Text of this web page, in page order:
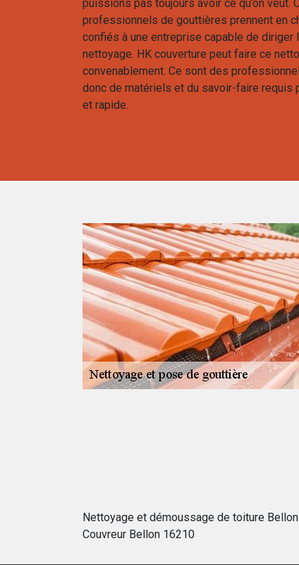
puissions pas toujours avoir ce qu’on veut.
professionnels de gouttières prennent en
confiés à une entreprise capable de
nettoyage. HK couverture peut faire ce
convenablement. Ce sont des
donc de matériels et du savoir-faire requis
et rapide.
Nettoyage et démoussage de toiture
Couvreur Bellon 16210